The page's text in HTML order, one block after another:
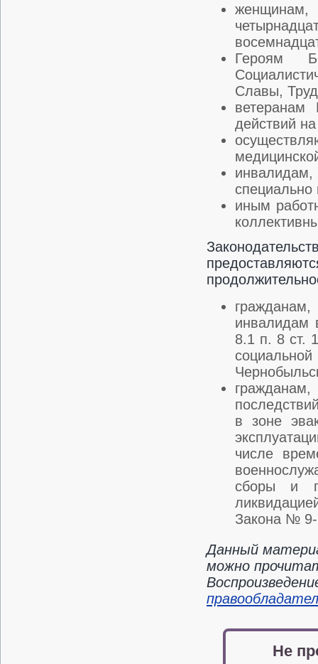
Героям
Славы,
ветеранам
действий на
инвалидам,
специально
иным
инвалидам
8.1 п. 8 ст.
в зоне
числе
сборы и
Закона №
Данный
можно
Не